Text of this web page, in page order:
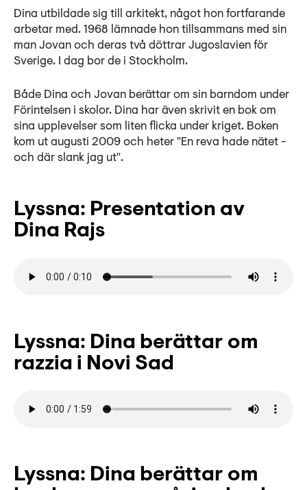
Dina utbildade sig till arkitekt, något hon fortfarande
arbetar med. 1968 lämnade hon tillsammans med sin
man Jovan och deras två döttrar Jugoslavien för
Sverige. I dag bor de i Stockholm.
Både Dina och Jovan berättar om sin barndom under
Förintelsen i skolor. Dina har även skrivit en bok om
sina upplevelser som liten flicka under kriget. Boken
kom ut augusti 2009 och heter "En reva hade nätet -
och där slank jag ut".
Lyssna: Presentation av
Dina Rajs
Lyssna: Dina berättar om
razzia i Novi Sad
Lyssna: Dina berättar om